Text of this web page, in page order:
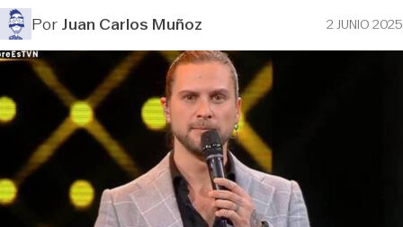
PorJuan Carlos Muñoz 2 JUNIO 2025